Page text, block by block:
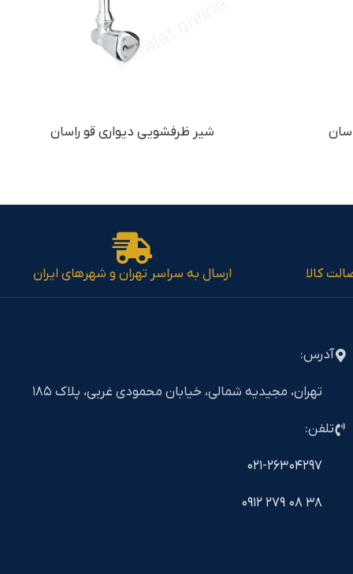
شیر ظرفشویی دیواری قو راسان
کالا ارسال به سراسر تهران و شهرهای ایران
آدرس:
تهران، مجیدیه شمالی، خیابان محمودی غربی، پلاک ۱۸۵
تلفن:
۰۲۱-۲۶۳۰۴۲۹۷
۳۸ ۰۸ ۲۷۹ ۰۹۱۲